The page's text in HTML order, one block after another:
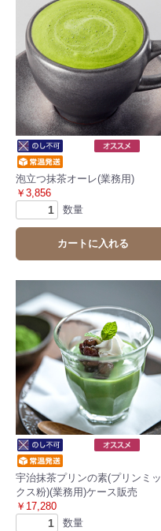
泡立つ抹茶オーレ(業務用)
￥3,856
数量
カートに入れる
宇治抹茶プリンの素(プリンミッ
クス粉)(業務用)ケース販売
￥17,280
数量